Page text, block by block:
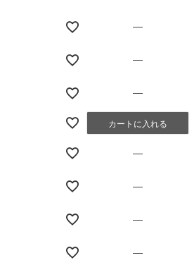
—
—
—
カートに入れる
—
—
—
—